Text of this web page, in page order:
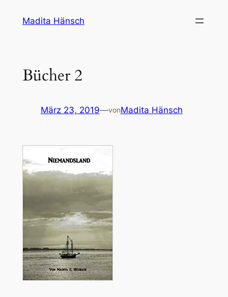
InhaltMadita Hänsch
Bücher 2
März 23, 2019—vonMadita Hänsch